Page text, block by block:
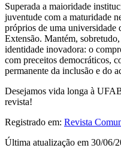
Superada a maioridade
juventude com a maturidade
próprios de uma universidade
Extensão. Mantém,
identidade inovadora: o
com preceitos democráticos,
permanente da inclusão e do
Desejamos vida longa à
revista!
Registrado em: Revista
Última atualização em 30/06/